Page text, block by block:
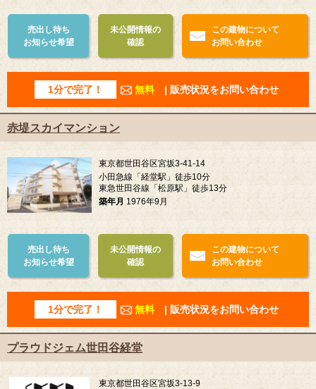
売出し待ち
お知らせ希望
未公開情報の
確認
この建物について
お問い合わせ
1分で完了！ 無料 | 販売状況をお問い合わせ
赤堤スカイマンション
東京都世田谷区宮坂3-41-14
小田急線「経堂駅」徒歩10分
東急世田谷線「松原駅」徒歩13分
築年月 1976年9月
売出し待ち
お知らせ希望
未公開情報の
確認
この建物について
お問い合わせ
1分で完了！ 無料 | 販売状況をお問い合わせ
プラウドジェム世田谷経堂
東京都世田谷区宮坂3-13-9